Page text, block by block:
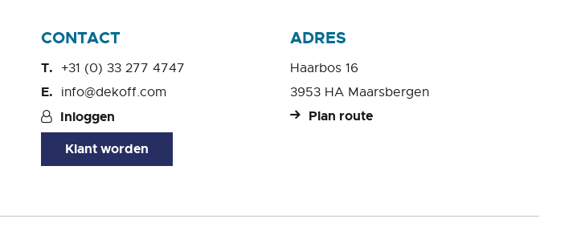
CONTACT
+31 (0) 33 277 4747
info@dekoff.com
Inloggen
Klant worden
ADRES
Haarbos 16
3953 HA Maarsbergen
Plan route